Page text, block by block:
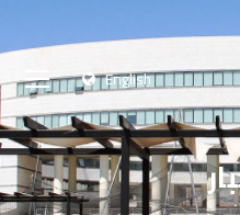
English